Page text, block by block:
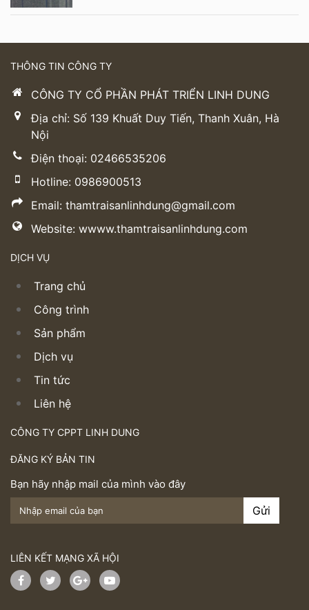
THÔNG TIN CÔNG TY
CÔNG TY CỔ PHẦN PHÁT TRIỂN LINH DUNG
Địa chỉ: Số 139 Khuất Duy Tiến, Thanh Xuân, Hà
Nội
Điện thoại: 02466535206
Hotline: 0986900513
Email: thamtraisanlinhdung@gmail.com
Website: wwww.thamtraisanlinhdung.com
DỊCH VỤ
Trang chủ
Công trình
Sản phẩm
Dịch vụ
Tin tức
Liên hệ
CÔNG TY CPPT LINH DUNG
ĐĂNG KÝ BẢN TIN
Bạn hãy nhập mail của mình vào đây
LIÊN KẾT MẠNG XÃ HỘI